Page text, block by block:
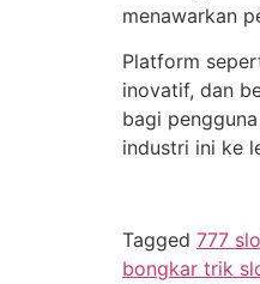
menawarkan
Platform
inovatif, dan
bagi
industri ini ke
Tagged 777
bongkar trik